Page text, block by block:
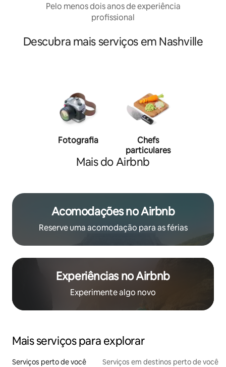
Pelo menos dois anos de experiência
profissional
Descubra mais serviços em Nashville
Fotografia
Chefs
particulares
Mais do Airbnb
Acomodações no Airbnb
Reserve uma acomodação para as férias
Experiências no Airbnb
Experimente algo novo
Mais serviços para explorar
Serviços perto de você Serviços em destinos perto de você